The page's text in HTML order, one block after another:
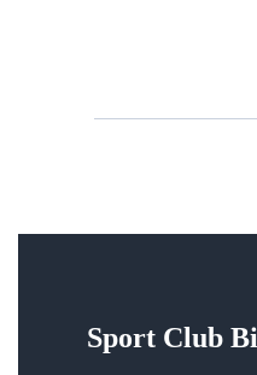
Sport Club